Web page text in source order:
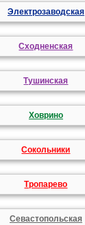
Электрозаводская
Сходненская
Тушинская
Ховрино
Сокольники
Тропарево
Севастопольская